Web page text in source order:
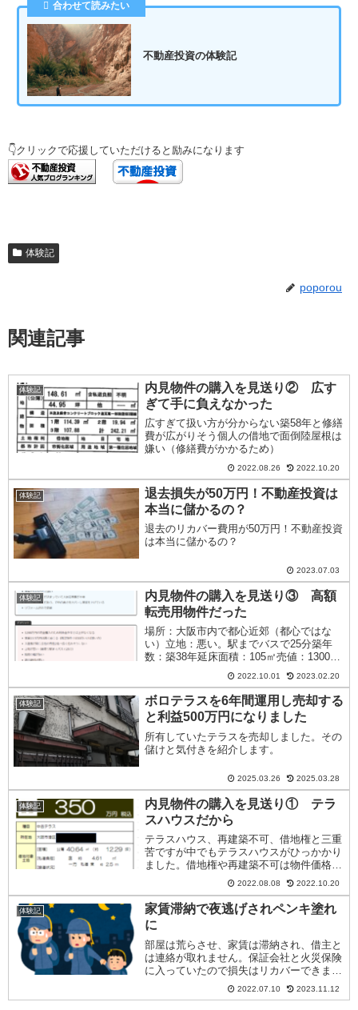
合わせて読みたい
不動産投資の体験記
👇クリックで応援していただけると励みになります
体験記
poporou
関連記事
体験記
内見物件の購入を見送り② 広す
ぎて手に負えなかった
広すぎて扱い方が分からない築58年と修繕
費が広がりそう個人の借地で面倒陸屋根は
嫌い（修繕費がかかるため）
2022.08.26 2022.10.20
体験記
退去損失が50万円！不動産投資は
本当に儲かるの？
退去のリカバー費用が50万円！不動産投資
は本当に儲かるの？
2023.07.03
体験記
内見物件の購入を見送り③ 高額
転売用物件だった
場所：大阪市内で都心近郊（都心ではな
い）立地：悪い。駅までバスで25分築年
数：築38年延床面積：105㎡売値：1300万
円 ➡ 指値：1200万円備考１：立派な車庫
がある備考２：リフォーム済家賃：13.5万
円（来月から入居者決定のオーナーチェン
ジ物件）表面利回り：13.50%（指値1200
万円想定）実質利回り：12.46%（指値
1200万円想定）
2022.10.01 2023.02.20
体験記
ボロテラスを6年間運用し売却する
と利益500万円になりました
所有していたテラスを売却しました。その
儲けと気付きを紹介します。
2025.03.26 2025.03.28
体験記
内見物件の購入を見送り① テラ
スハウスだから
テラスハウス、再建築不可、借地権と三重
苦ですが中でもテラスハウスがひっかかり
ました。借地権や再建築不可は物件価格が
安ければ気にならないのですが、テラスハ
ウスは嫌いなんです…。騒音問題で近隣住
民から苦情がくることが多いからです。テ
ラスハウスの住民の方々は共同意識が強い
方が多いので揉め事が起きやすいように感
じます。また、マンションはある程度防音
対策されているところもありますが、築古
のテラスハウスはまず防音対策はされてお
らず隣の部屋から咳やTVの音が聞こえて
2022.08.08 2022.10.20
体験記
家賃滞納で夜逃げされペンキ塗れ
に
部屋は荒らさせ、家賃は滞納され、借主と
は連絡が取れません。保証会社と火災保険
に入っていたので損失はリカバーできまし
た。本ページでは、被害状況、リカバー方
法、夜逃げ対応履歴を紹介いたします。
2022.07.10 2023.11.12